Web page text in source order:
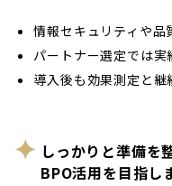
情報セキュリティや品
パートナー選定では
導入後も効果測定と継
しっかりと準備を
BPO活用を目指し